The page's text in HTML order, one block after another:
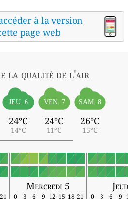
à la version
page web
la qualité de l'air
JEU. 6
24°C
14°C
VEN. 7
24°C
11°C
SAM. 8
26°C
15°C
Mercredi 5
21 0 3 6 9 12 15 18 21 0 3 6 9